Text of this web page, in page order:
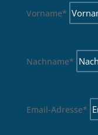
Vorname*
Nachname*
Email-Adresse*